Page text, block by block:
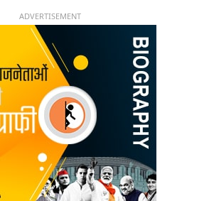
ADVERTISEMENT